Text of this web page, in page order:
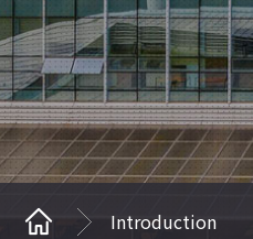
Introduction